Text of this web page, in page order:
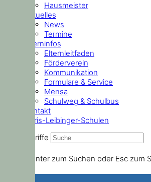
Hausmeister
Aktuelles
News
Termine
Elterninfos
Elternleitfaden
Förderverein
Kommunikation
Formulare & Service
Mensa
Schulweg & Schulbus
Kontakt
Doris-Leibinger-Schulen
Suchbegriffe
Drücke Enter zum Suchen oder Esc zum